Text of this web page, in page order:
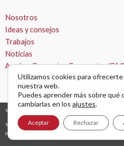
Nosotros
Ideas y consejos
Trabajos
Noticias
Ayuda – Preguntas Frecuentes
Todos los derechos © 2026 Microzanjas, canalizaciones y
Términos y condiciones de uso Política de privacidad
Política de cookies
Utilizamos cookies para
nuestra web.
Puedes aprender más sobre qué
cambiarlas en los ajustes.
Aceptar Rechazar